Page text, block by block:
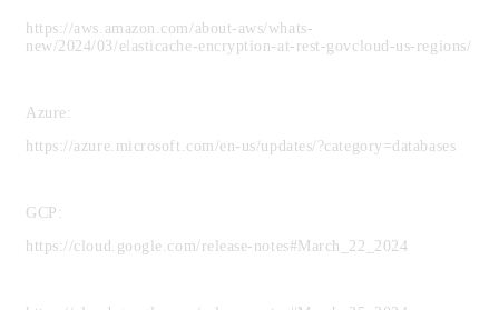
https://aws.amazon.com/about-aws/whats-
new/2024/03/elasticache-encryption-at-rest-govcloud-us-regions/
Azure:
https://azure.microsoft.com/en-us/updates/?category=databases
GCP:
https://cloud.google.com/release-notes#March_22_2024